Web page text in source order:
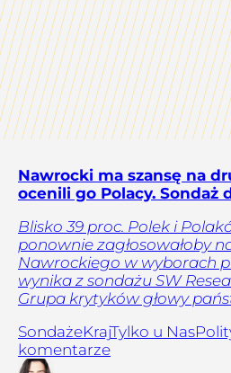
Nawrocki ma szansę na
ocenili go Polacy. Sondaż
Blisko 39 proc. Polek i
ponownie zagłosowałoby
Nawrockiego w wyborach
wynika z sondażu SW
Grupa krytyków głowy
SondażeKrajTylko u Nas
komentarze